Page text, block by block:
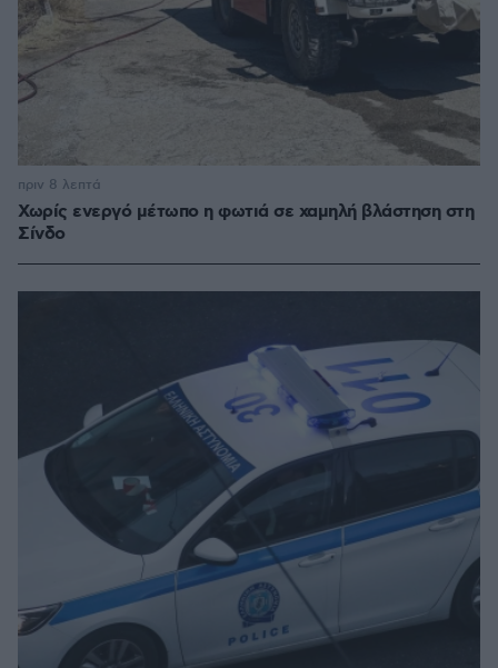
Χωρίς ενεργό μέτωπο η φωτιά σε χαμηλή βλάστηση στη
Σίνδο
πριν 8 λεπτά